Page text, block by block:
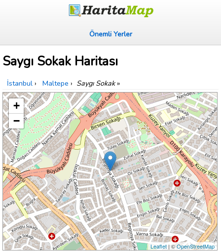
Önemli Yerler
Saygı Sokak Haritası
İstanbul › Maltepe › Saygı Sokak»
+
−
Leaflet| ©OpenStreetMap